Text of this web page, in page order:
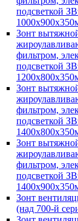
подсветкой
Зонт
фильтром,
подсветкой
Зонт
фильтром,
подсветкой
Зонт
фильтром,
подсветкой
Зонт
(над 700-й